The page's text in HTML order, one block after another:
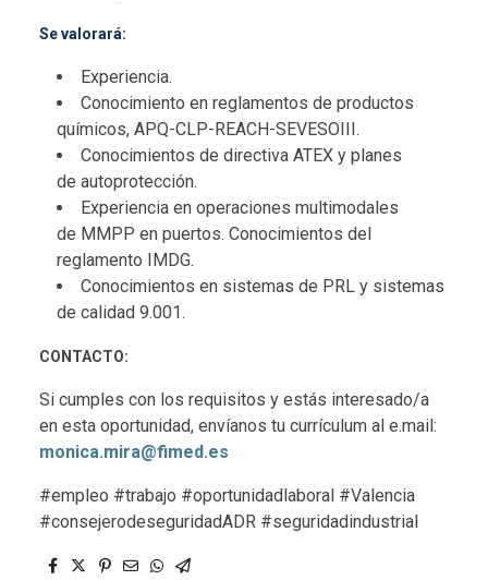
Se valorará:
Experiencia.
Conocimiento en reglamentos de productos
químicos, APQ-CLP-REACH-SEVESOIII.
Conocimientos de directiva ATEX y planes
de autoprotección.
Experiencia en operaciones multimodales
de MMPP en puertos. Conocimientos del
reglamento IMDG.
Conocimientos en sistemas de PRL y sistemas
de calidad 9.001.
CONTACTO:
Si cumples con los requisitos y estás interesado/a
en esta oportunidad, envíanos tu currículum al e.mail:
monica.mira@fimed.es
#empleo #trabajo #oportunidadlaboral #Valencia
#consejerodeseguridadADR #seguridadindustrial